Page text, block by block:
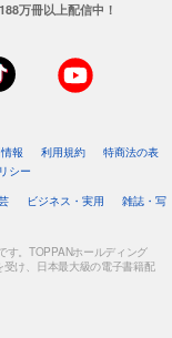
万冊以上配信中！
報 利用規約
特商法の表
シー
ビジネス・実用
雑誌・写
す。TOPPANホールディング
け、日本最大級の電子書籍配